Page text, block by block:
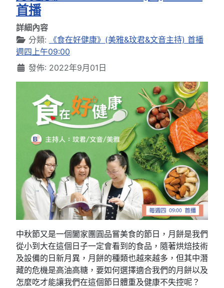
首播
詳細內容
分類:
《食在好健康》(美雅&玟君&文音主持) 首播
週四上午09:00
發佈: 2022年9月01日
中秋節又是一個闔家團圓品嘗美食的節日，月餅是我們
從小到大在這個日子一定會看到的食品，隨著烘焙技術
及設備的日新月異，月餅的種類也越來越多，但其中潛
藏的危機是高油高糖，要如何選擇適合我們的月餅以及
怎麼吃才能讓我們在這個節日體重及健康不失控呢？